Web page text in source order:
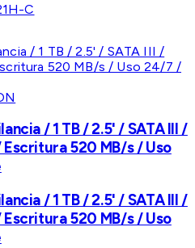
C
/ 1 TB / 2.5' / SATA III /
520 MB/s / Uso
/ 1 TB / 2.5' / SATA III /
520 MB/s / Uso